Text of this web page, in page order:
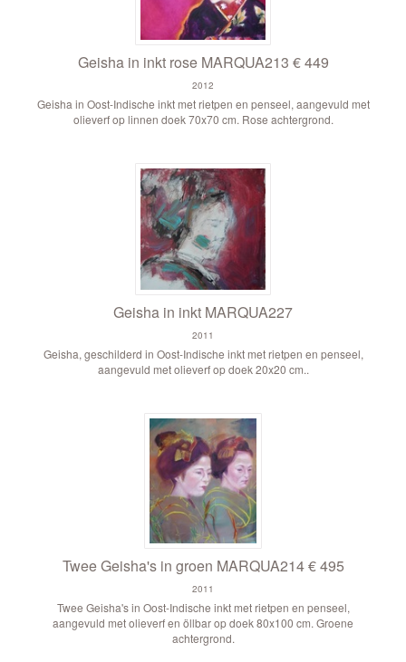
Geisha in inkt rose MARQUA213 € 449
2012
Geisha in Oost-Indische inkt met rietpen en penseel, aangevuld met
olieverf op linnen doek 70x70 cm. Rose achtergrond.
Geisha in inkt MARQUA227
2011
Geisha, geschilderd in Oost-Indische inkt met rietpen en penseel,
aangevuld met olieverf op doek 20x20 cm..
Twee Geisha's in groen MARQUA214 € 495
2011
Twee Geisha's in Oost-Indische inkt met rietpen en penseel,
aangevuld met olieverf en öllbar op doek 80x100 cm. Groene
achtergrond.